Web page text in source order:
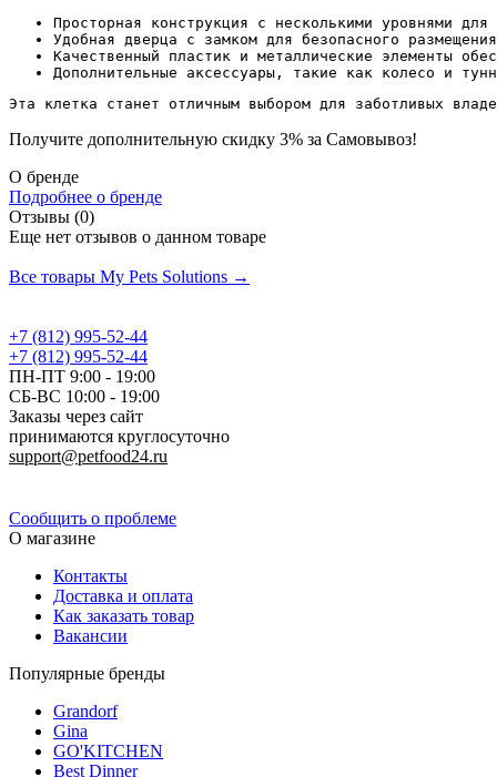
Просторная конструкция с несколькими уровнями
Удобная дверца с замком для безопасного
Качественный пластик и металлические элементы
Дополнительные аксессуары, такие как колесо и
Эта клетка станет отличным выбором для заботливых
Получите дополнительную скидку 3% за Самовывоз!
О бренде
Подробнее о бренде
Отзывы (0)
Еще нет отзывов о данном товаре
Все товары My Pets Solutions →
+7 (812) 995-52-44
+7 (812) 995-52-44
ПН-ПТ 9:00 - 19:00
СБ-ВС 10:00 - 19:00
Заказы через сайт
принимаются круглосуточно
support@petfood24.ru
Сообщить о проблеме
О магазине
Контакты
Доставка и оплата
Как заказать товар
Вакансии
Популярные бренды
Grandorf
Gina
GO'KITCHEN
Best Dinner